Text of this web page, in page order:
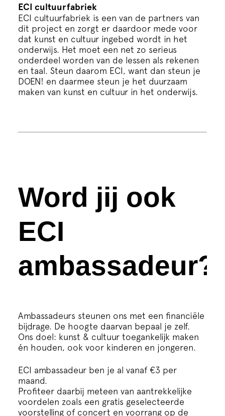
ECI cultuurfabriek
ECI cultuurfabriek is een van de partners van
dit project en zorgt er daardoor mede voor
dat kunst en cultuur ingebed wordt in het
onderwijs. Het moet een net zo serieus
onderdeel worden van de lessen als rekenen
en taal. Steun daarom ECI, want dan steun je
DOEN! en daarmee steun je het duurzaam
maken van kunst en cultuur in het onderwijs.
Word jij ook
ECI
ambassadeur?
Ambassadeurs steunen ons met een financiële
bijdrage. De hoogte daarvan bepaal je zelf.
Ons doel: kunst & cultuur toegankelijk maken
én houden, ook voor kinderen en jongeren.
ECI ambassadeur ben je al vanaf €3 per
maand.
Profiteer daarbij meteen van aantrekkelijke
voordelen zoals een gratis geselecteerde
voorstelling of concert en voorrang op de